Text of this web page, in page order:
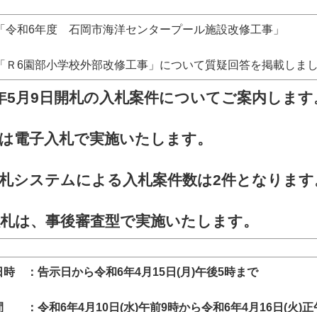
令和6年度 石岡市海洋センタープール施設改修工事」
Ｒ6園部小学校外部改修工事」について質疑回答を掲載しまし
5 月9日 開札の入札案件についてご案内します
電子入札で実施いたします。
システムによる入札案件数は2件となります
は、事後審査型で実施いたします。
時 ：告示日から令和6年4月15日(月)午後5時まで
：令和6年4月10日(水)午前9時から令和6年4月16日(火)正